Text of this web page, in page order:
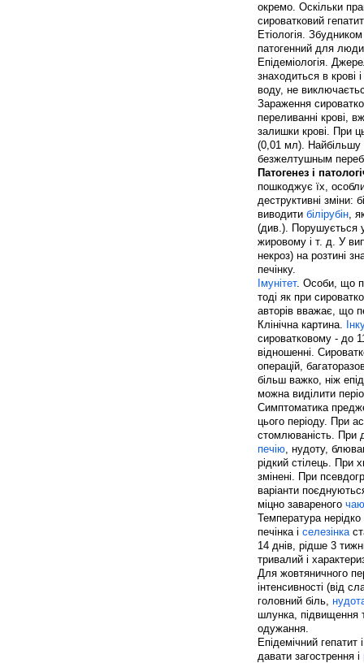
окремо. Оскільки
сироватковий
Етіологія.
патогенний для
Епідеміологія.
знаходиться в крові
воду, не
Зараження
переливанні крові,
залишки крові. При
(0,01 мл). Найбільшу
безжелтушным
Патогенез і
пошкоджує їх,
деструктивні зміни:
виводити білірубін,
(див.). Порушується
жировому і т. д. У
некроз) на розтині
печінку.
Імунітет. Особи, що
тоді як при
авторів вважає, що
Клінічна картина.
сироватковому - до
відношенні.
операцій,
більш важко, ніж
можна виділити
Симптоматика
цього періоду. При
стомлюваність. При
печію, нудоту,
рідкий стілець. При
змінені. При
варіанти
міцно завареного чаю
Температура
печінка і селезінка
14 днів, рідше 3
тривалий і
Для жовтяничного
інтенсивності (від
головний біль,
шлунка, підвищення
одужання.
Епідемічний гепатит
давати загострення і